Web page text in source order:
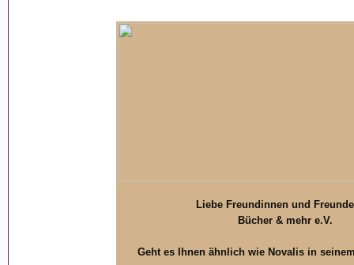
Liebe Freundinnen und
Bücher & mehr e.V.
Geht es Ihnen ähnlich wie Novalis in